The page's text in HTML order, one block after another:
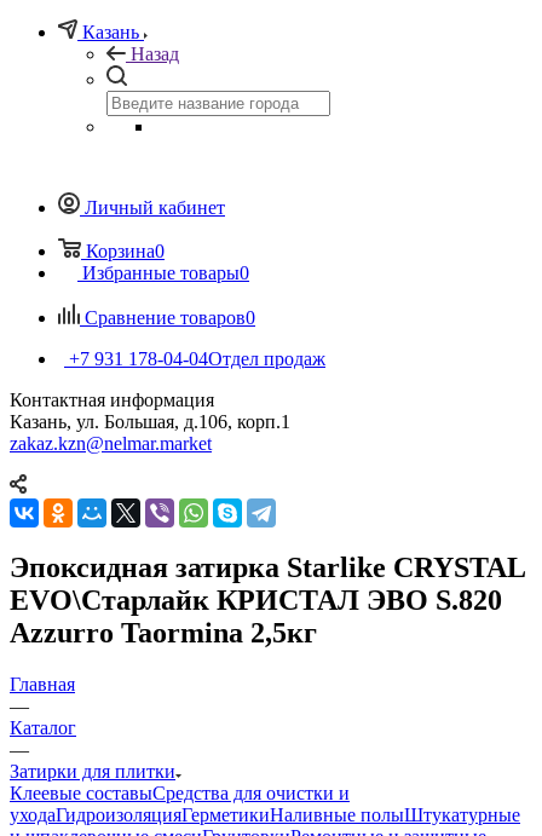
Казань
Назад
Личный кабинет
Корзина0
Избранные товары0
Сравнение товаров0
+7 931 178-04-04Отдел продаж
Контактная информация
Казань, ул. Большая, д.106, корп.1
zakaz.kzn@nelmar.market
Эпоксидная затирка Starlike CRYSTAL
EVO\Старлайк КРИСТАЛ ЭВО S.820
Azzurro Taormina 2,5кг
Главная
—
Каталог
—
Затирки для плитки
Клеевые составыСредства для очистки и
уходаГидроизоляцияГерметикиНаливные полыШтукатурные